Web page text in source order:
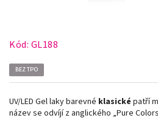
Kód: GL188
BEZ TPO
UV/LED Gel laky barevné klasické patří
název se odvíjí z anglického „Pure Colors